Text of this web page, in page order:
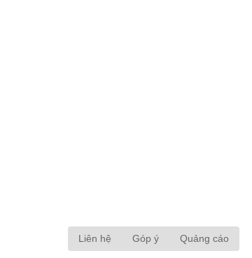
Liên hệ Góp ý Quảng cáo